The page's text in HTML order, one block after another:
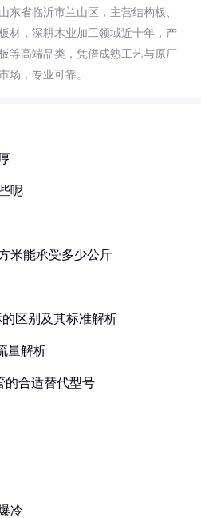
东省临沂市兰山区，主营结构板、
材，深耕木业加工领域近十年，产
等高端品类，凭借成熟工艺与原厂
场，专业可靠。
呢
米能承受多少公斤
区别及其标准解析
量解析
的合适替代型号
冷